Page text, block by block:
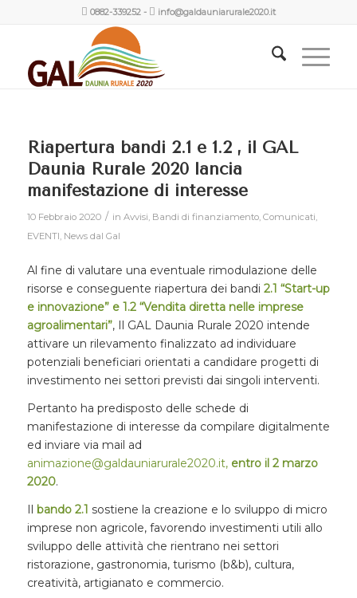
0882-339252- info@galdauniarurale2020.it
Riapertura bandi 2.1 e 1.2 , il GAL
Daunia Rurale 2020 lancia
manifestazione di interesse
10 Febbraio 2020 / in Avvisi, Bandi di finanziamento, Comunicati,
EVENTI, News dal Gal
Al fine di valutare una eventuale rimodulazione delle
risorse e conseguente riapertura dei bandi 2.1 “Start-up
e innovazione” e 1.2 “Vendita diretta nelle imprese
agroalimentari”, Il GAL Daunia Rurale 2020 intende
attivare un rilevamento finalizzato ad individuare
potenziali beneficiari orientati a candidare progetti di
investimento nei settori previsti dai singoli interventi.
Pertanto ha predisposto delle schede di
manifestazione di interesse da compilare digitalmente
ed inviare via mail ad
animazione@galdauniarurale2020.it, entro il 2 marzo
2020.
Il bando 2.1 sostiene la creazione e lo sviluppo di micro
imprese non agricole, favorendo investimenti utili allo
sviluppo delle attività che rientrano nei settori
ristorazione, gastronomia, turismo (b&b), cultura,
creatività, artigianato e commercio.